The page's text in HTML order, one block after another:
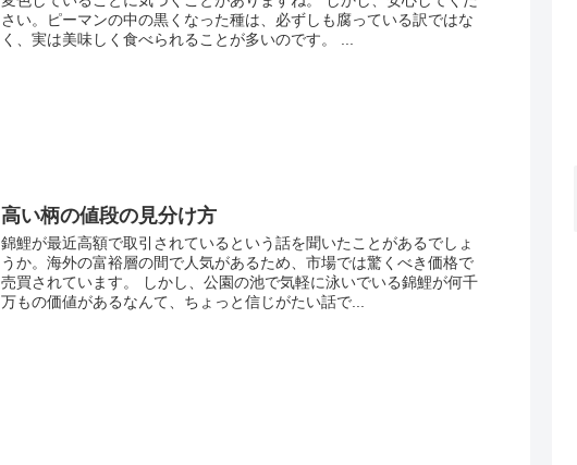
さい。ピーマンの中の黒くなった種は、必ずしも腐っている訳ではな
く、実は美味しく食べられることが多いのです。 ...
高い柄の値段の見分け方
錦鯉が最近高額で取引されているという話を聞いたことがあるでしょ
うか。海外の富裕層の間で人気があるため、市場では驚くべき価格で
売買されています。 しかし、公園の池で気軽に泳いでいる錦鯉が何千
万もの価値があるなんて、ちょっと信じがたい話で...